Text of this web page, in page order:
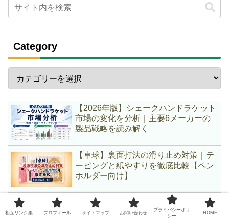
Category
【2026年版】シェークハンドラケット
市場の変化を分析｜主要6メーカーの
製品戦略を読み解く
【卓球】裏面打法の滑り止め対策｜テ
ーピングと紙やすりを徹底比較【ペン
ホルダー向け】
【2026年版】重い中国式ペンラケット
ランキング｜重量級23本を調査
相互リンク集 プロフィール サイトマップ お問い合わせ
プライバシーポリ
シー
HOME